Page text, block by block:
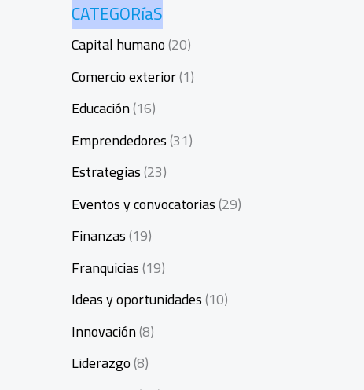
CATEGORíaS
Capital humano(20)
Comercio exterior(1)
Educación(16)
Emprendedores(31)
Estrategias(23)
Eventos y convocatorias(29)
Finanzas(19)
Franquicias(19)
Ideas y oportunidades(10)
Innovación(8)
Liderazgo(8)